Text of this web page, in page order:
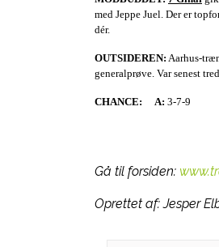
med Jeppe Juel. Der er
dér.
OUTSIDEREN: Aarhus-
generalprøve. Var senest
CHANCE: A: 3-7-9
Gå til forsiden:
Oprettet af:Jesper